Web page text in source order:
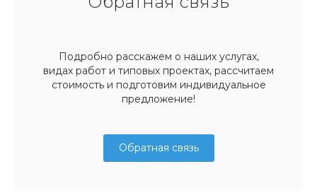
Подробно расскажем о наших услугах,
видах работ и типовых проектах, рассчитаем
стоимость и подготовим индивидуальное
предложение!
Обратная связь